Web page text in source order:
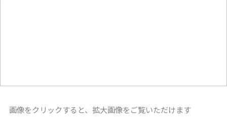
画像をクリックすると、拡大画像をご覧いただけます